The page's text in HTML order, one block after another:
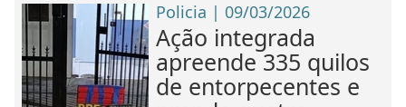
Policia | 09/03/2026
Ação integrada
apreende 335 quilos
de entorpecentes e